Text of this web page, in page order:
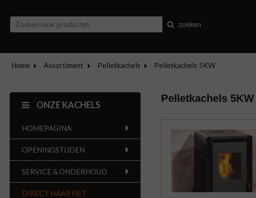
zoeken
Home Assortiment Pelletkachels Pelletkachels 5KW
ONZE KACHELS
HOMEPAGINA
OPENINGSTIJDEN
SERVICE & ONDERHOUD
DIRECT NAAR HET
Pelletkachels 5KW